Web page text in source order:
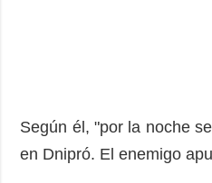
Según él, "por la noche
en Dnipró. El enemigo